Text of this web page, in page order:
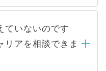
応募が殺到する場
件に合った人材の
するケースが増え
ません。内定先へ
パートナーが行い
とはありませんの
サイトからの登録
様の個人情報は、
および転職活動の
ます。お預かりし
ていないのです
リアを相談できま